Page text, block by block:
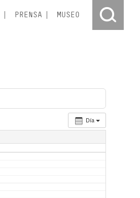
PRENSA MUSEO
Día